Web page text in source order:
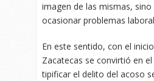
imagen de las mismas, sino
ocasionar problemas
En este sentido, con el
Zacatecas se convirtió en
tipificar el delito del acoso